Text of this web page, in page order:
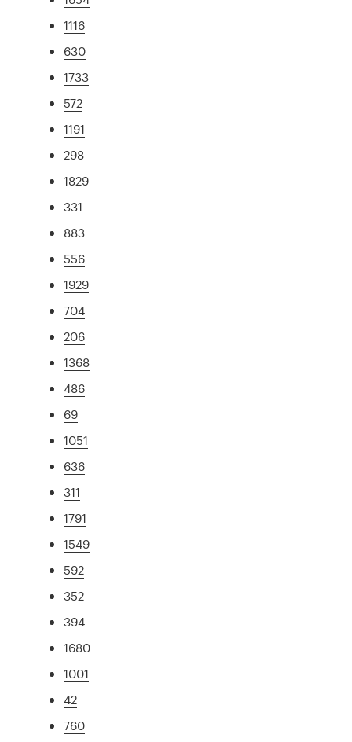
1116
630
1733
572
1191
298
1829
331
883
556
1929
704
206
1368
486
69
1051
636
311
1791
1549
592
352
394
1680
1001
42
760